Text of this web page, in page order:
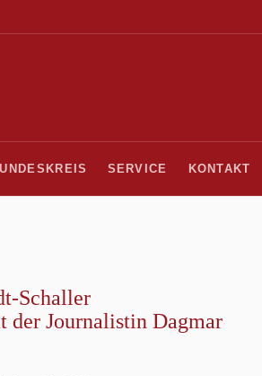
SERVICE KONTAKT
Schaller
der Journalistin Dagmar